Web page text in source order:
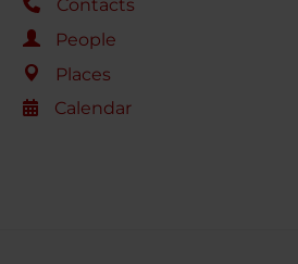
Contacts
People
Places
Calendar